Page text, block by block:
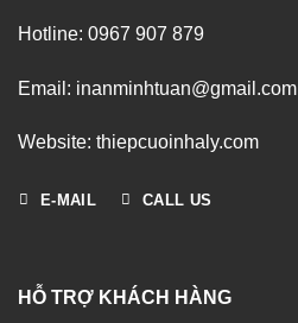
Hotline: 0967 907 879
Email: inanminhtuan@gmail.com
Website: thiepcuoinhaly.com
E-MAIL CALL US
HỖ TRỢ KHÁCH HÀNG